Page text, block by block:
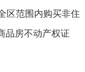
区范围内购买非住
品房不动产权证